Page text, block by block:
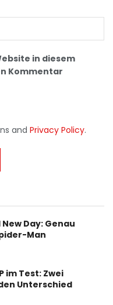
in diesem
Kommentar
and Privacy Policy.
Day: Genau
Man
im Test: Zwei
Unterschied